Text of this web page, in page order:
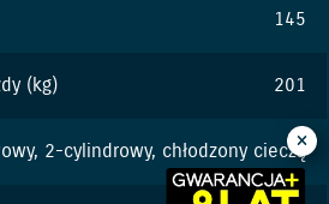
145
(kg) 201
2-cylindrowy, chłodzony cieczą